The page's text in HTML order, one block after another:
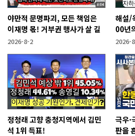
야만적 문명파괴, 모든 책임은
이재명 몫! 거부권 행사가 살 길
2026-8-2
해설/
00년
2026-
정청래 고향 충청지역에서 김민
석 1위 득표!
극우·
판을